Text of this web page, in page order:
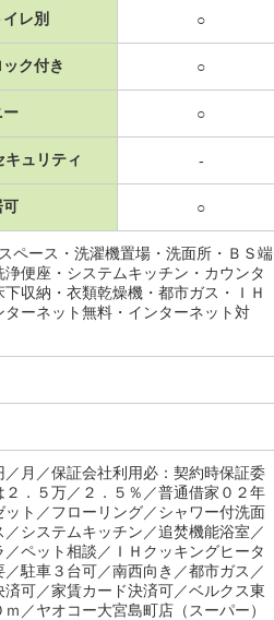
レ別 ○
ク付き ○
ー ○
キュリティ -
可 ○
ペース・洗濯機置場・洗面所・ＢＳ端
便座・システムキッチン・カウンタ
収納・衣類乾燥機・都市ガス・ＩＨ
ーネット無料・インターネット対
月／保証会社利用必：契約時保証委
．５万／２．５％／普通借家０２年
ト／フローリング／シャワー付洗面
システムキッチン／追焚機能浴室／
ペット相談／ＩＨクッキングヒータ
駐車３台可／南西向き／都市ガス／
可／家賃カード決済可／ベルクス東
／ヤオコー大宮島町店（スーパー）